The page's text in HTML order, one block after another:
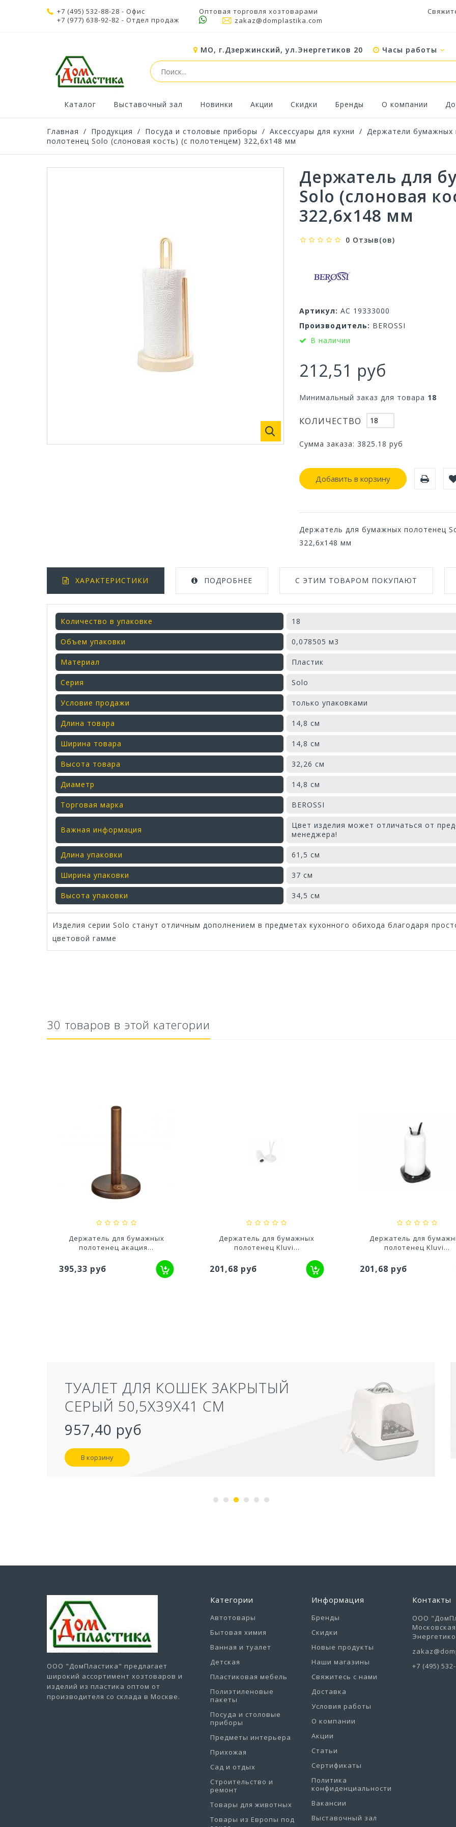
+7 (495) 532-88-28 - Офис
+7 (977) 638-92-82 - Отдел продаж
Оптовая торговля хозтоварами
zakaz@domplastika.com
МО, г.Дзержинский, ул.Энергетиков 20 Часы работы
Каталог Выставочный зал Новинки Акции Скидки Бренды О компании
Главная / Продукция / Посуда и столовые приборы / Аксессуары для кухни / Держатели бумажных
полотенец Solo (слоновая кость) (с полотенцем) 322,6х148 мм
Держатель для
Solo (слоновая
322,6х148 мм
0 Отзыв(ов)
Артикул: АС 19333000
Производитель: BEROSSI
В наличии
212,51 руб
Минимальный заказ для товара 18
КОЛИЧЕСТВО
Сумма заказа: 3825.18 руб
Добавить в корзину
Держатель для бумажных полотенец
322,6х148 мм
ХАРАКТЕРИСТИКИ ПОДРОБНЕЕ С ЭТИМ ТОВАРОМ ПОКУПАЮТ
Количество в упаковке 18
Объем упаковки 0,078505 м3
Материал Пластик
Серия Solo
Условие продажи только упаковками
Длина товара 14,8 см
Ширина товара 14,8 см
Высота товара 32,26 см
Диаметр 14,8 см
Торговая марка BEROSSI
Важная информация
Цвет изделия может отличаться от
менеджера!
Длина упаковки 61,5 см
Ширина упаковки 37 см
Высота упаковки 34,5 см
Изделия серии Solo станут отличным дополнением в предметах кухонного обихода благодаря
цветовой гамме
79,80 руб
Средство для септического
Средство для выгребных
800мл
30 товаров в этой категории
Держатель для бумажных
полотенец акация...
395,33 руб
Держатель для бумажных
полотенец Kluvi...
201,68 руб
Держатель для
полотенец Kluvi...
201,68 руб
ТУАЛЕТ ДЛЯ КОШЕК ЗАКРЫТЫЙ
СЕРЫЙ 50,5Х39Х41 СМ
957,40 руб
В корзину
ООО "ДомПластика" предлагает
широкий ассортимент хозтоваров и
изделий из пластика оптом от
производителя со склада в Москве.
Категории
Автотовары
Бытовая химия
Ванная и туалет
Детская
Пластиковая мебель
Полиэтиленовые
пакеты
Посуда и столовые
приборы
Предметы интерьера
Прихожая
Сад и отдых
Строительство и
ремонт
Товары для животных
Товары из Европы под
Информация
Бренды
Скидки
Новые продукты
Наши магазины
Свяжитесь с нами
Доставка
Условия работы
О компании
Акции
Статьи
Сертификаты
Политика
конфиденциальности
Вакансии
Выставочный зал
Контакты
ООО
+7 (495)